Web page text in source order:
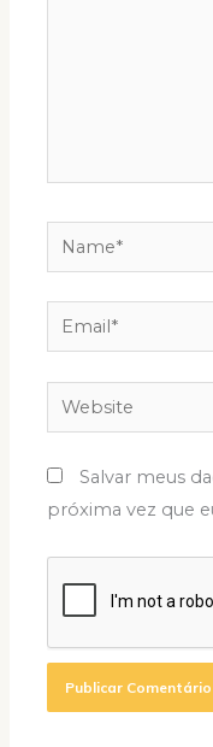
Name*
Email*
Website
Salvar meus
próxima vez que